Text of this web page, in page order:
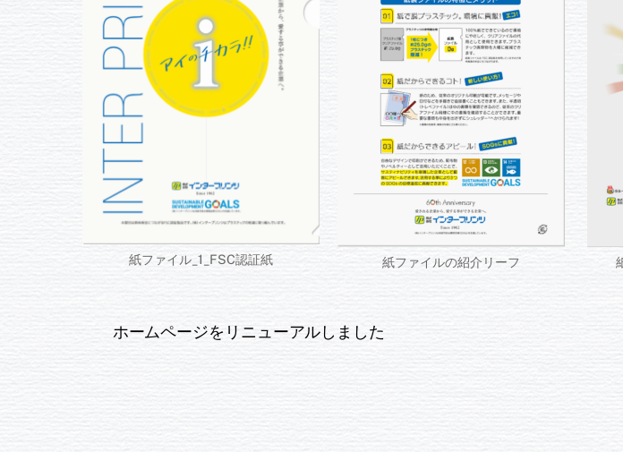
紙ファイル_1_FSC認証紙 紙ファイルの紹介リーフ
ホームページをリニューアルしました